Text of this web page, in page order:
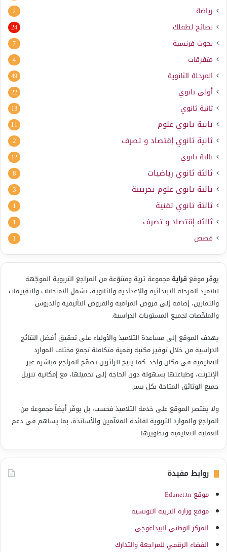
رياضة 2
نصائح لطفلك 24
بحوث فرنسية 7
متفرقات 4
المرحلة الثانوية 49
أولى ثانوي 22
ثانية ثانوي 13
ثانية ثانوي علوم 11
ثانية ثانوي إقتصاد و تصرف 2
ثالثة ثانوي 12
ثالثة ثانوي رياضيات 8
ثالثة ثانوي علوم تجريبية 3
ثالثة ثانوي تقنية 1
ثالثة إقتصاد و تصرف 1
قصص 1
يوفّر موقع قرايةمجموعة ثرية ومتنوّعة من المراجع التربوية الموجّهة
لتلاميذ المرحلة الابتدائية والإعدادية والثانوية، تشمل الامتحانات والتقييمات
والتمارين، إضافة إلى فروض المراقبة والفروض التأليفية والدروس
والملخّصات لجميع المستويات الدراسية.
يهدف الموقع إلى مساعدة التلاميذ والأولياء على تحقيق أفضل النتائج
الدراسية من خلال توفير مكتبة رقمية متكاملة تجمع مختلف الموارد
التعليمية في مكان واحد. كما يتيح للزائرين تصفّح المراجع مباشرة عبر
الإنترنت، وطباعتها بسهولة دون الحاجة إلى تحميلها، مع إمكانية تنزيل
جميع الوثائق المتاحة بكل يسر.
ولا يقتصر الموقع على خدمة التلاميذ فحسب، بل يوفّر أيضاً مجموعة من
المراجع والموارد التربوية لفائدة المعلّمين والأساتذة، بما يساهم في دعم
العملية التعليمية وتطويرها.
روابط مفيدة
موقع Edunet.tn
موقع وزارة التربية التونسية
المركز الوطني البيداغوجي
الفضاء الرقمي للمراجعة والتدارك